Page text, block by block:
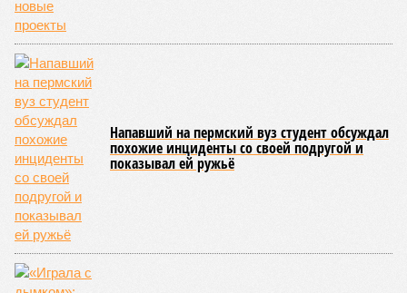
Напавший на пермский вуз студент обсуждал
похожие инциденты со своей подругой и
показывал ей ружьё